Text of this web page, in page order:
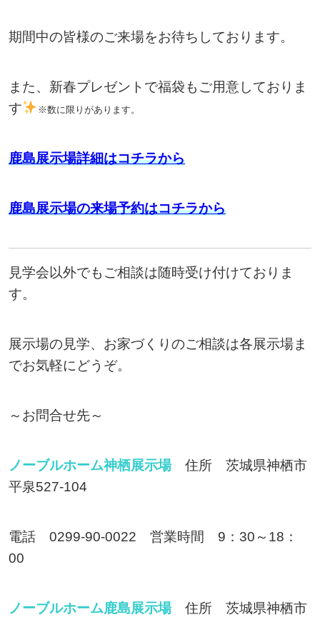
期間中の皆様のご来場をお待ちしております。
また、新春プレゼントで福袋もご用意しておりま
す
※数に限りがあります。
鹿島展示場詳細はコチラから
鹿島展示場の来場予約はコチラから
見学会以外でもご相談は随時受け付けておりま
す。
展示場の見学、お家づくりのご相談は各展示場ま
でお気軽にどうぞ。
～お問合せ先～
ノーブルホーム神栖展示場住所 茨城県神栖市
平泉527-104
電話 0299-90-0022 営業時間 9：30～18：
00
ノーブルホーム鹿島展示場住所 茨城県神栖市